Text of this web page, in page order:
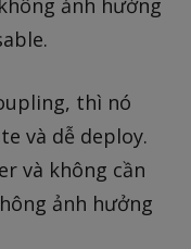
ảnh hưởng
thì nó
và dễ deploy.
và không cần
ảnh hưởng